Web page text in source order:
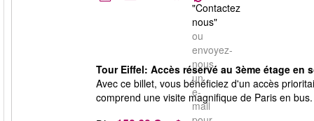
"Contactez
nous"
ou
envoyez-
nous
un
e-
mail
Tour Eiffel: Accès réservé au 3ème étage en
Avec ce billet, vous bénéficiez d'un accès
comprend une visite magnifique de Paris en